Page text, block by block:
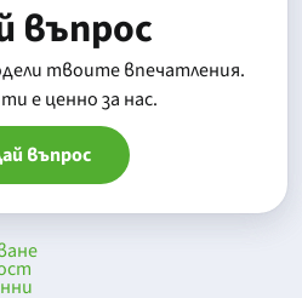
въпрос
твоите впечатления.
е ценно за нас.
въпрос